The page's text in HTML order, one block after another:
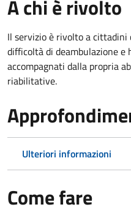
A chi è rivolto
Il servizio è rivolto a cittadini
difficoltà di deambulazione e
accompagnati dalla propria
riabilitative.
Ulteriori informazioni
Come fare